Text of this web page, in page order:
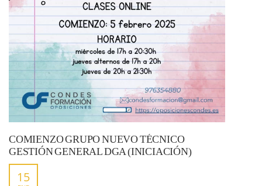
COMIENZO GRUPO NUEVO TÉCNICO
GESTIÓN GENERAL DGA (INICIACIÓN)
15